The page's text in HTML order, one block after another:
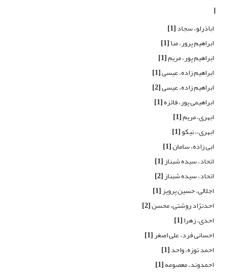
ا
اباذرلو، سجاد[1]
ابراهیم پرور، منا[1]
ابراهیم پور، مریم[1]
ابراهیم زاده، عیسی[1]
ابراهیم زاده، عیسی[2]
ابراهیمی پور، فائزه[1]
ابهری، مریم[1]
ابهری،، نیکو[1]
ابی زاده، سامان[1]
اتحاد، سیده شبناز[1]
اتحاد، سیده شبناز[2]
اجلالی، حسین پرویز[1]
احدنژاد روشتی، محسن[2]
احدی، زهرا[1]
احسانی فرد، علی اصغر[1]
احمد توزه، واحد[1]
احمدوند، معصومه[1]